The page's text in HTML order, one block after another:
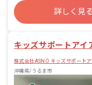
の挑戦、スタ
外出張の通訳
詳しく見る
キッズサポートアイ
株式会社ASNO キッズサポート
沖縄県/うるま市